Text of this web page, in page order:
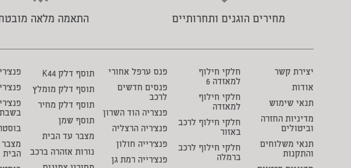
מחירים הוגנים ותחרותיים התאמה מלאה
יצירת קשר
אודות
תנאי שימוש
מדיניות החזרה
וביטולים
תנאי משלוחים
והתקנות
חלקי חילוף
למאזדה 6
חלקי חילוף
למאזדה
חלקי חילוף לרכב
באזור
חלקי חילוף לרכב
ברמלה
פנס ערפל אחורי
פנסים חדשים
לרכב
פנצריה הוד השרון
פנצ'ריה הרצליה
פנצ'רייה חולון
פנצ'רייה רמת גן
תוסף דלק K44
תוסף דלק מומלץ
תוסף דלק מחיר
תוסף שמן
מצבר עד הבית
נורות אזהרה ברכב
בשבת
הבית